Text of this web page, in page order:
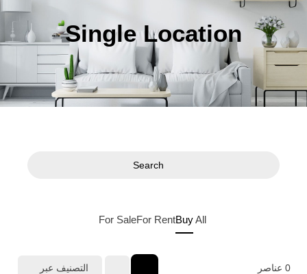
Single Location
Search
All
Buy
For Rent
For Sale
0 عناصر التصنيف عبر